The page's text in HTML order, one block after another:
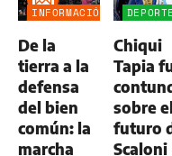
INFORMACIÓN
De la
tierra a la
defensa
del bien
común: la
marcha
Chiqui
Tapia
sobre
futuro
Scaloni